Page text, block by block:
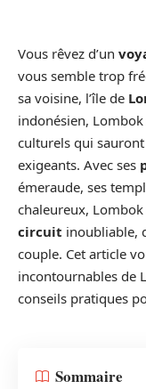
Vous rêvez d’un
vous semble trop
sa voisine, l’île de
indonésien,
culturels qui
exigeants. Avec ses
émeraude, ses
chaleureux,
circuit inoubliable,
couple. Cet article
incontournables de
conseils pratiques
Sommaire